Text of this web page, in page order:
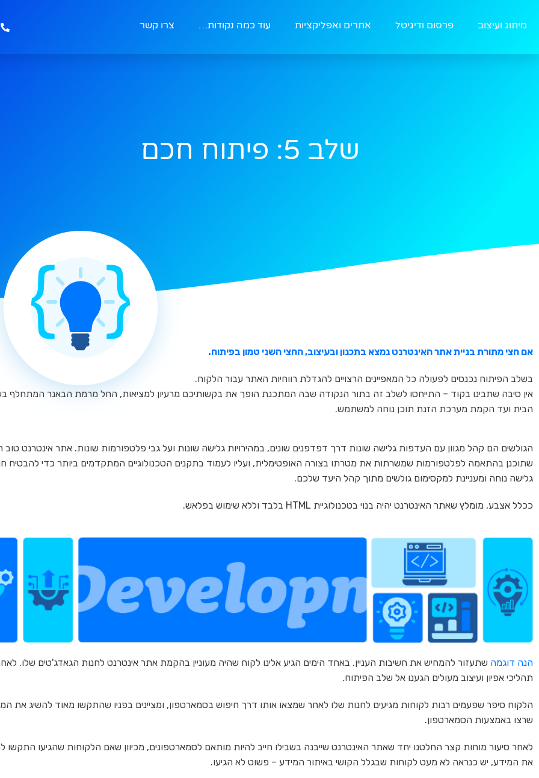
מיתוג ועיצוב פרסום ודיגיטל אתרים ואפליקציות עוד כמה נקודות… צרו קשר
שלב 5: פיתוח חכם
אם חצי מתורת בניית אתר האינטרנט נמצא בתכנון ובעיצוב, החצי השני טמון בפיתוח.
בשלב הפיתוח נכנסים לפעולה כל המאפיינים הרצויים להגדלת רווחיות האתר עבור הלקוח.
אין סיבה שתבינו בקוד – התייחסו לשלב זה בתור הנקודה שבה המתכנת הופך את בקשותיכם מרעיון למציאות, החל מרמת הבאנר המתחלף
הבית ועד הקמת מערכת הזנת תוכן נוחה למשתמש.
הגולשים הם קהל מגוון עם העדפות גלישה שונות דרך דפדפנים שונים, במהירויות גלישה שונות ועל גבי פלטפורמות שונות. אתר אינטרנט טוב
שתוכנן בהתאמה לפלטפורמות שמשרתות את מטרתו בצורה האופטימלית, ועליו לעמוד בתקנים הטכנולוגיים המתקדמים ביותר כדי להבטיח
גלישה נוחה ומעניינת למקסימום גולשים מתוך קהל היעד שלכם.
ככלל אצבע, מומלץ שאתר האינטרנט יהיה בנוי בטכנולוגיית HTML בלבד וללא שימוש בפלאש.
הנה דוגמה שתעזור להמחיש את חשיבות העניין. באחד הימים הגיע אלינו לקוח שהיה מעוניין בהקמת אתר אינטרנט לחנות הגאדג'טים שלו.
תהליכי אפיון ועיצוב מעולים הגענו אל שלב הפיתוח.
הלקוח סיפר שפעמים רבות לקוחות מגיעים לחנות שלו לאחר שמצאו אותו דרך חיפוש בסמארטפון, ומציינים בפניו שהתקשו מאוד להשיג את
שרצו באמצעות הסמארטפון.
לאחר סיעור מוחות קצר החלטנו יחד שאתר האינטרנט שייבנה בשבילו חייב להיות מותאם לסמארטפונים, מכיוון שאם הלקוחות שהגיעו התקשו
את המידע, יש כנראה לא מעט לקוחות שבגלל הקושי באיתור המידע – פשוט לא הגיעו.